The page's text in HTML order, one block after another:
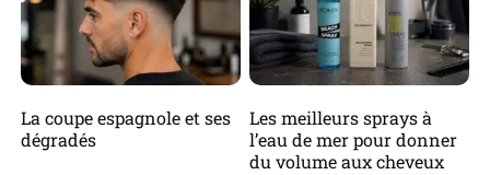
La coupe espagnole et ses
dégradés
Les meilleurs sprays à
l’eau de mer pour donner
du volume aux cheveux